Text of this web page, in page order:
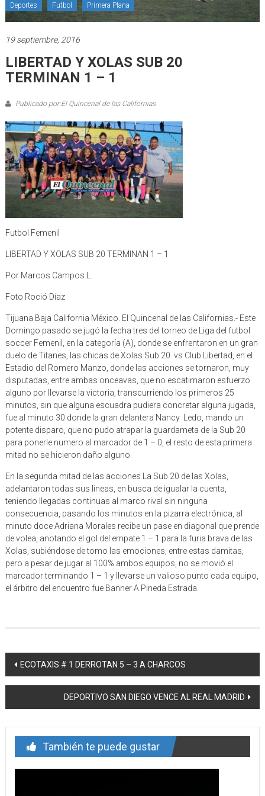
Deportes Futbol Primera Plana
19 septiembre, 2016
LIBERTAD Y XOLAS SUB 20
TERMINAN 1 – 1
Publicado por:El Quincenal de las Californias
Futbol Femenil
LIBERTAD Y XOLAS SUB 20 TERMINAN 1 – 1
Por Marcos Campos L.
Foto Roció Díaz
Tijuana Baja California México. El Quincenal de las Californias.- Este
Domingo pasado se jugó la fecha tres del torneo de Liga del futbol
soccer Femenil, en la categoría (A), donde se enfrentaron en un gran
duelo de Titanes, las chicas de Xolas Sub 20 vs Club Libertad, en el
Estadio del Romero Manzo, donde las acciones se tornaron, muy
disputadas, entre ambas onceavas, que no escatimaron esfuerzo
alguno por llevarse la victoria, transcurriendo los primeros 25
minutos, sin que alguna escuadra pudiera concretar alguna jugada,
fue al minuto 30 donde la gran delantera Nancy Ledo, mando un
potente disparo, que no pudo atrapar la guardameta de la Sub 20
para ponerle numero al marcador de 1 – 0, el resto de esta primera
mitad no se hicieron daño alguno.
En la segunda mitad de las acciones La Sub 20 de las Xolas,
adelantaron todas sus líneas, en busca de igualar la cuenta,
teniendo llegadas continuas al marco rival sin ninguna
consecuencia, pasando los minutos en la pizarra electrónica, al
minuto doce Adriana Morales recibe un pase en diagonal que prende
de volea, anotando el gol del empate 1 – 1 para la furia brava de las
Xolas, subiéndose de tomo las emociones, entre estas damitas,
pero a pesar de jugar al 100% ambos equipos, no se movió el
marcador terminando 1 – 1 y llevarse un valioso punto cada equipo,
el árbitro del encuentro fue Banner A Pineda Estrada.
Navegación
de
entrada
ECOTAXIS # 1 DERROTAN 5 – 3 A CHARCOS
DEPORTIVO SAN DIEGO VENCE AL REAL MADRID
También te puede gustar